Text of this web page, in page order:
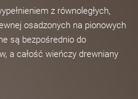
z równoległych,
osadzonych na pionowych
są bezpośrednio do
a całość wieńczy drewniany